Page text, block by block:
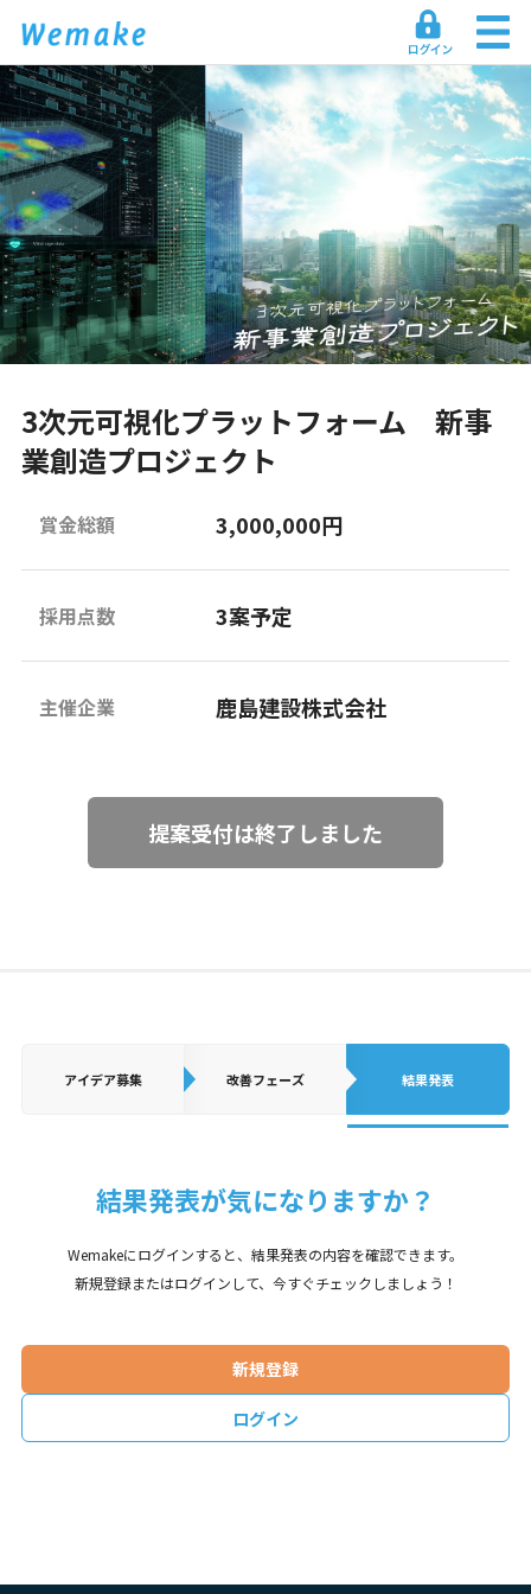
3次元可視化プラットフォーム 新事
業創造プロジェクト
賞金総額 3,000,000円
採用点数 3案予定
主催企業 鹿島建設株式会社
提案受付は終了しました
アイデア募集 改善フェーズ 結果発表
結果発表が気になりますか？
Wemakeにログインすると、結果発表の内容を確認できます。
新規登録またはログインして、今すぐチェックしましょう！
新規登録
ログイン